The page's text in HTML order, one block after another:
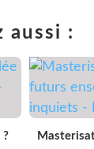
aussi :
?